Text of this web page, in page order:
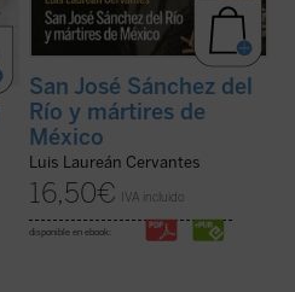
San José Sánchez del
Río y mártires de
México
Luis Laureán Cervantes
16,50€ IVA incluido
disponible en ebook: